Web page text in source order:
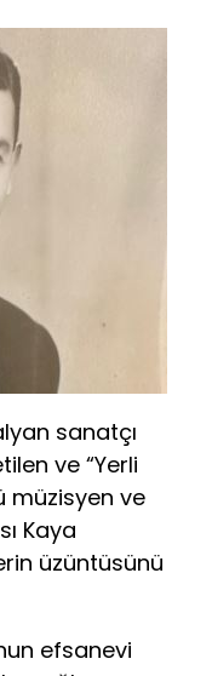
sanatçı
ve “Yerli
müzisyen ve
Kaya
üzüntüsünü
efsanevi